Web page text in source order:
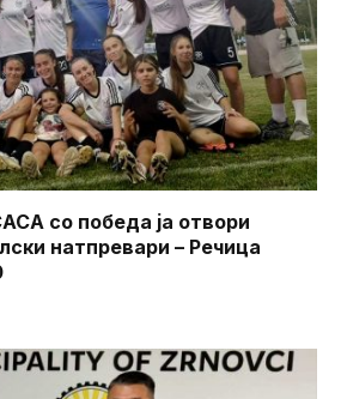
со победа ја отвори
натпревари – Речица